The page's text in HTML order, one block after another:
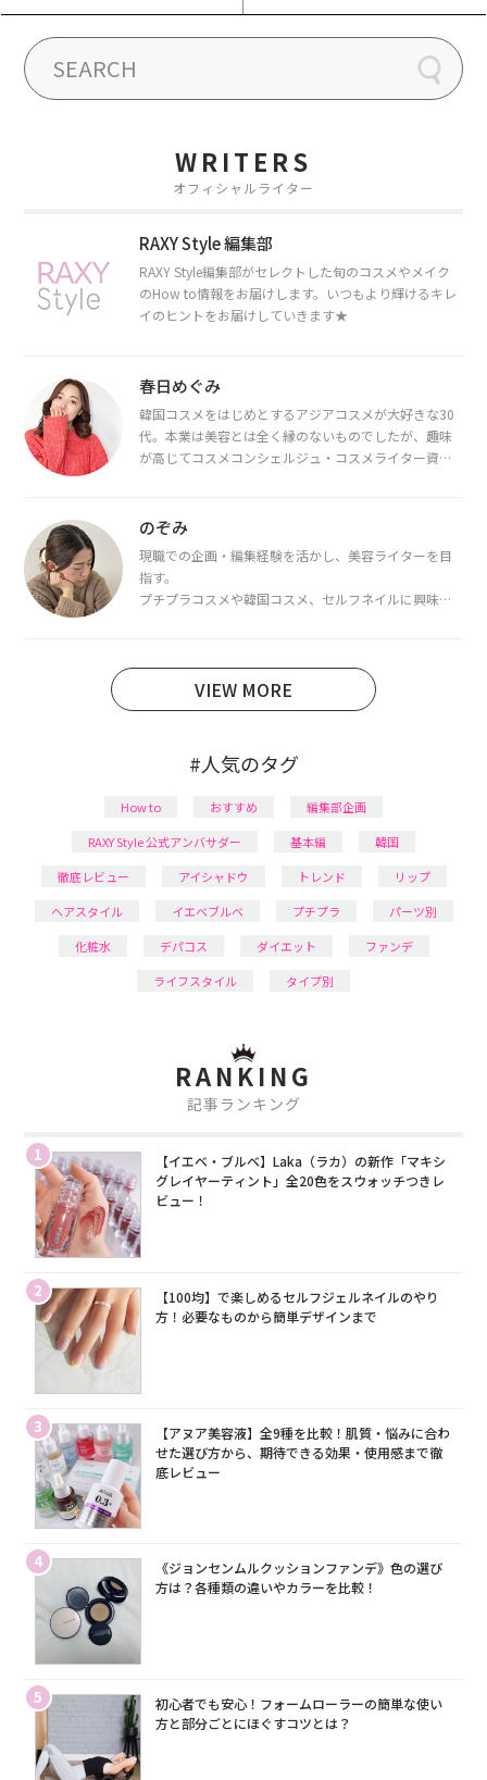
WRITERS
オフィシャルライター
RAXY Style 編集部
RAXY Style編集部がセレクトした旬のコスメやメイク
のHow to情報をお届けします。いつもより輝けるキレ
イのヒントをお届けしていきます★
春日めぐみ
韓国コスメをはじめとするアジアコスメが大好きな30
代。本業は美容とは全く縁のないものでしたが、趣味
が高じてコスメコンシェルジュ・コスメライター資格
断・骨格診断によるイメージコンサルティングも行っ
のぞみ
現職での企画・編集経験を活かし、美容ライターを目
指す。
プチプラコスメや韓国コスメ、セルフネイルに興味が
日本化粧品検定1級保有。
VIEW MORE
#人気のタグ
How to おすすめ
編集部企画
RAXY Style 公式アンバサダー
基本編
韓国
徹底レビュー
アイシャドウ トレンド
リップ
ヘアスタイル
イエベブルベ プチプラ
パーツ別
化粧水
デパコス ダイエット
ファンデ
ライフスタイル
タイプ別
RANKING
記事ランキング
1
【イエベ・ブルベ】Laka（ラカ）の新作「マキシ
グレイヤーティント」全20色をスウォッチつきレ
ビュー！
2
【100均】で楽しめるセルフジェルネイルのやり
方！必要なものから簡単デザインまで
3
【アヌア美容液】全9種を比較！肌質・悩みに合わ
せた選び方から、期待できる効果・使用感まで徹
底レビュー
4
《ジョンセンムルクッションファンデ》色の選び
方は？各種類の違いやカラーを比較！
5
初心者でも安心！フォームローラーの簡単な使い
方と部分ごとにほぐすコツとは？